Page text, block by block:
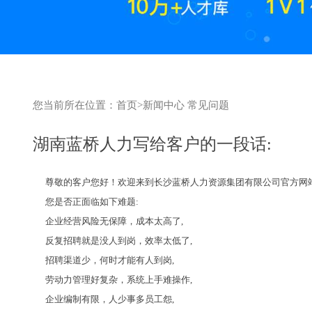
您当前所在位置： 首页>新闻中心 常见问题
湖南蓝桥人力写给客户的一段话:
尊敬的客户您好！欢迎来到长沙蓝桥人力资源集团有限公司官方网
您是否正面临如下难题:
企业经营风险无保障，成本太高了,
反复招聘就是没人到岗，效率太低了,
招聘渠道少，何时才能有人到岗,
劳动力管理好复杂，系统上手难操作,
企业编制有限，人少事多员工怨,